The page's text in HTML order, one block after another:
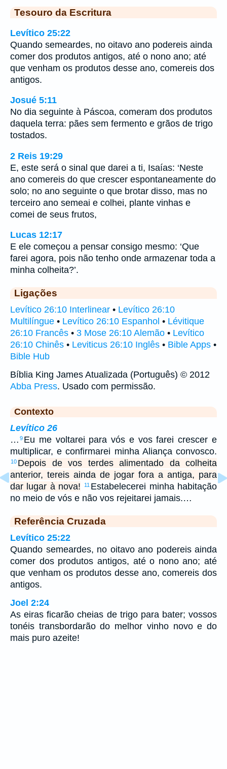
Tesouro da Escritura
Levítico 25:22
Quando semeardes, no oitavo ano podereis ainda
comer dos produtos antigos, até o nono ano; até
que venham os produtos desse ano, comereis dos
antigos.
Josué 5:11
No dia seguinte à Páscoa, comeram dos produtos
daquela terra: pães sem fermento e grãos de trigo
tostados.
2 Reis 19:29
E, este será o sinal que darei a ti, Isaías: ‘Neste
ano comereis do que crescer espontaneamente do
solo; no ano seguinte o que brotar disso, mas no
terceiro ano semeai e colhei, plante vinhas e
comei de seus frutos,
Lucas 12:17
E ele começou a pensar consigo mesmo: ‘Que
farei agora, pois não tenho onde armazenar toda a
minha colheita?’.
Ligações
Levítico 26:10 Interlinear • Levítico 26:10
Multilíngue • Levítico 26:10 Espanhol • Lévitique
26:10 Francês • 3 Mose 26:10 Alemão • Levítico
26:10 Chinês • Leviticus 26:10 Inglês • Bible Apps •
Bible Hub
Bíblia King James Atualizada (Português) © 2012
Abba Press. Usado com permissão.
Contexto
Levítico 26
… 9 Eu me voltarei para vós e vos farei crescer e
multiplicar, e confirmarei minha Aliança convosco.
10 Depois de vos terdes alimentado da colheita
anterior, tereis ainda de jogar fora a antiga, para
dar lugar à nova!
11 Estabelecerei minha habitação
no meio de vós e não vos rejeitarei jamais.…
Referência Cruzada
Levítico 25:22
Quando semeardes, no oitavo ano podereis ainda
comer dos produtos antigos, até o nono ano; até
que venham os produtos desse ano, comereis dos
antigos.
Joel 2:24
As eiras ficarão cheias de trigo para bater; vossos
tonéis transbordarão do melhor vinho novo e do
mais puro azeite!